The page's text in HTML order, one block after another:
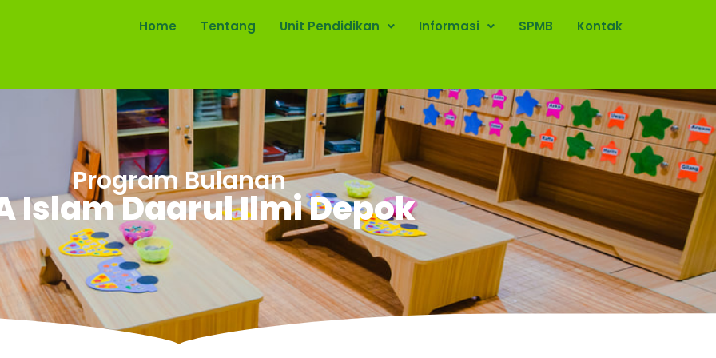
Home Tentang Unit Pendidikan Informasi SPMB Kontak
Program Bulanan
Islam Daarul Ilmi Depok